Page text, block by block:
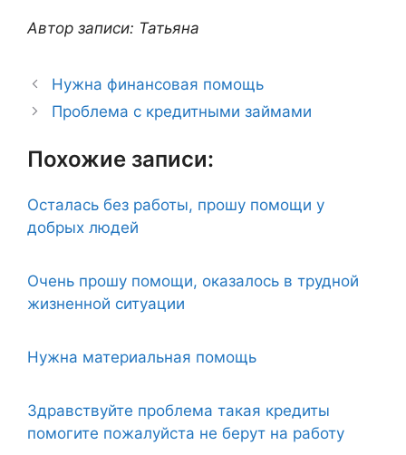
Автор записи: Татьяна
Нужна финансовая помощь
Проблема с кредитными займами
Похожие записи:
Осталась без работы, прошу помощи у
добрых людей
Очень прошу помощи, оказалось в трудной
жизненной ситуации
Нужна материальная помощь
Здравствуйте проблема такая кредиты
помогите пожалуйста не берут на работу